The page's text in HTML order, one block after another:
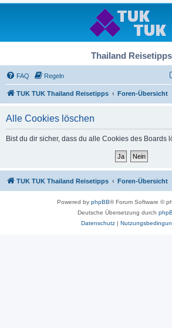
Thailand Reisetipps
FAQ Regeln
TUK TUK Thailand Reisetipps Foren-Übersicht
Alle Cookies löschen
Bist du dir sicher, dass du alle Cookies des Boards
TUK TUK Thailand Reisetipps Foren-Übersicht
Powered by phpBB® Forum Software ©
Deutsche Übersetzung durch
Datenschutz|